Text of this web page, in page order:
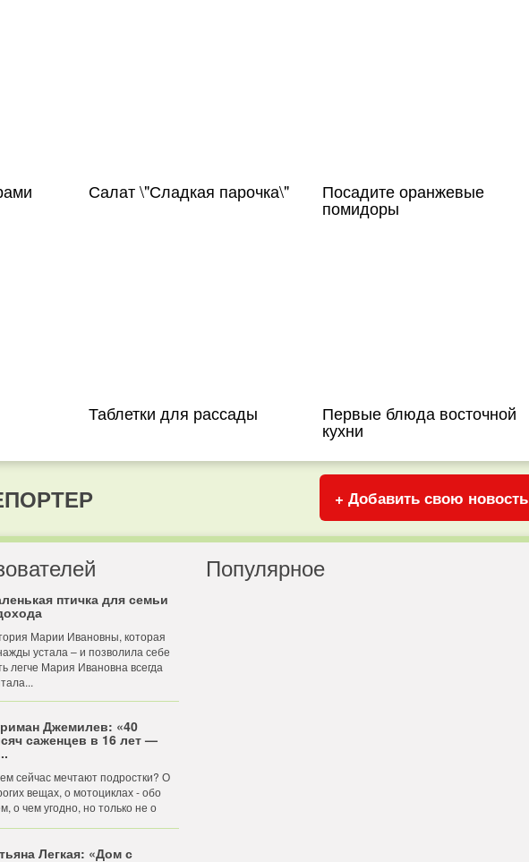
Салат \"Сладкая парочка\" Посадите оранжевые
помидоры
Таблетки для рассады Первые блюда восточной
кухни
+ Добавить свою новость
птичка для семьи
Марии Ивановны, которая
устала – и позволила себе
легче Мария Ивановна всегда
Джемилев: «40
саженцев в 16 лет —
сейчас мечтают подростки? О
вещах, о мотоциклах - обо
о чем угодно, но только не о
Легкая: «Дом с
Популярное